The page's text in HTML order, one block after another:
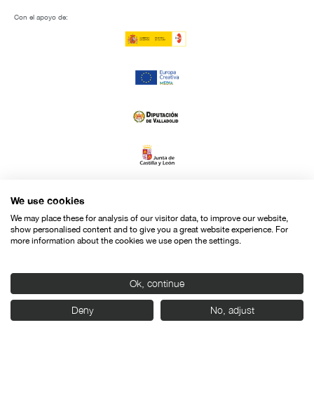
Con el apoyo de:
We use cookies
We may place these for analysis of our visitor data, to improve our website,
show personalised content and to give you a great website experience. For
more information about the cookies we use open the settings.
Ok, continue
Deny No, adjust